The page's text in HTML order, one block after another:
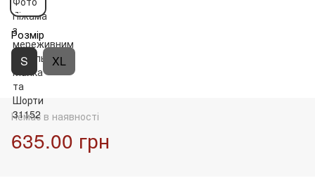
Розмір
S XL
Немає в наявності
635.00 грн